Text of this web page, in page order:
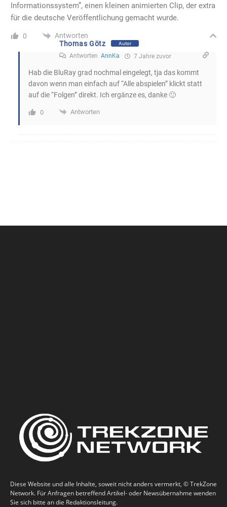
Informationssystem”, einen kleinen animierten Clip, der extra
für die deutsche Veröffentlichung gemacht wurde.
0
Antworten
Thomas Götz
Autor
Antworten AnnKa 7 Jahre zuvor
Hab die BluRay grad nochmal eingelegt, tja das kommt
davon wenn man einfach auf “Alle abspielen” klickt statt
auf die “Folgen” direkt. Ich ergänze es, danke 🙂
0 Antworten
Diese Website und alle Inhalte, soweit nicht anders vermerkt, © TrekZone
Network. Für Anfragen betreffend Artikel- oder Newsübernahme wenden
Sie sich bitte an die Redaktionsleitung.